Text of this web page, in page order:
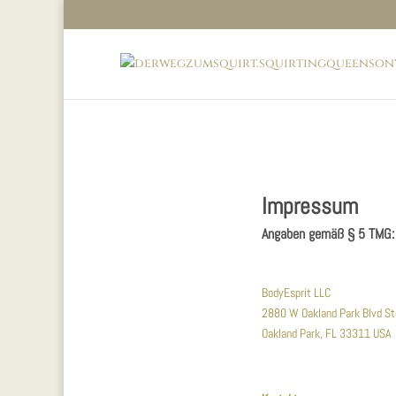
Impressum
Angaben gemäß § 5 TMG:
BodyEsprit LLC
2880 W Oakland Park Blvd
Oakland Park, FL 33311 USA